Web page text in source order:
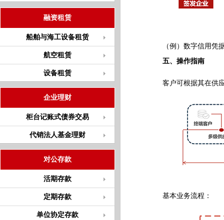
融资租赁
船舶与海工设备租赁
航空租赁
设备租赁
企业理财
柜台记账式债券交易
代销法人基金理财
对公存款
活期存款
定期存款
单位协定存款
（例）数字信用凭据
五、操作指南
客户可根据其在供应
基本业务流程：